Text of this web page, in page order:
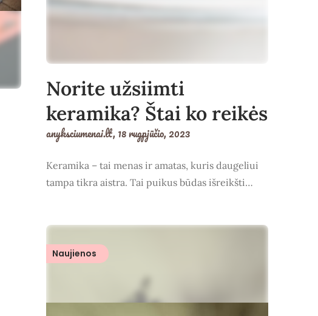
Norite užsiimti
keramika? Štai ko reikės
anyksciumenai.lt,18 rugpjūčio, 2023
Keramika – tai menas ir amatas, kuris daugeliui
tampa tikra aistra. Tai puikus būdas išreikšti…
Naujienos